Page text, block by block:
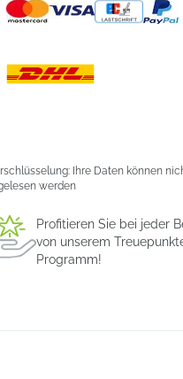
Ihre Daten können
werden
Profitieren Sie bei jeder
von unserem
Programm!